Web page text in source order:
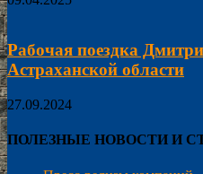
Рабочая поездка
Астраханской области
27.09.2024
ПОЛЕЗНЫЕ НОВОСТИ И